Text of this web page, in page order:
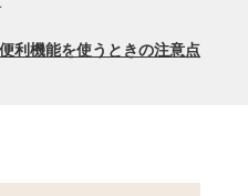
利機能を使うときの注意点